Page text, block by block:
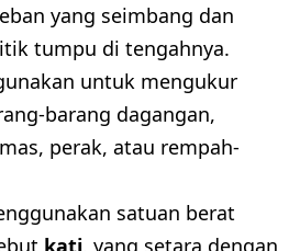
yang seimbang dan
tumpu di tengahnya.
untuk mengukur
barang dagangan,
perak, atau rempah-
satuan berat
kati, yang setara dengan